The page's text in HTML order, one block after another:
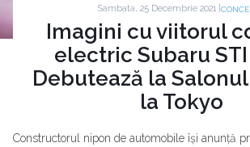
Sambata, 25 Decembrie 2021 |
Imagini cu viitorul
electric Subaru STI
Debutează la
la Tokyo
Constructorul nipon de automobile își anunță